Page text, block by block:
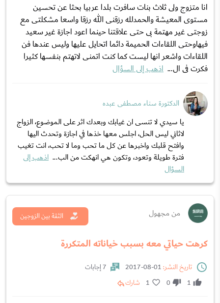
انا متزوج ولى ثلاث بنات سافرت بلدا عربيا بحثا عن تحسين
مستوى المعيشة والحمدلله رزقنى الله رزقا واسعا مشكلتى مع
زوجتى غير مهتمة بى حتى علاقتنا حينما اعود اجازة غير سعيد
فيهاوحتى اللقاءات الحميمة دائما اتحايل عليها وليس عندها فن
اللقاءات واشعر انها ليست كما كنت اتمنى لاتهتم بنفسها كثيرا
فكرت فى ال... اذهب إلى السؤال
الدكتورة سناء مصطفى عبده
يا سيدي لا تنسى ان غيابك وبعدك اثر على الموضوع، الزواج
لاثاني ليس الحل، اجلس معها خذها في اجازة وتحدث اليها
وافتح قلبك واخبرها عن كل ما تحب وما لا تحب، انت تغيب
فترة طويلة وتعود، وتكون هي انهكت من الب... اذهب إلى
السؤال
من مجهول
كرهت حياتي معه بسبب خياناته المتكررة
الثقة بين الزوجين
تاريخ النشر:
7 إجابات
1
0
1 شارك